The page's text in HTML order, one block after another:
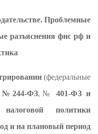
Проблемные
разъяснения фнс рф и
(федеральные
№ 244-ФЗ,№401-ФЗ и
политики
и на плановый период